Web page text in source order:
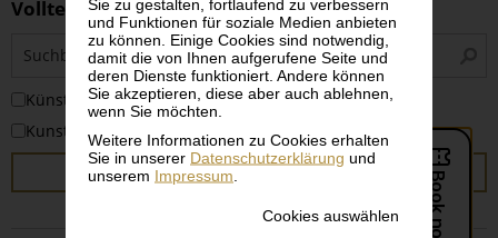
und Funktionen für soziale Medien anbieten
zu können. Einige Cookies sind notwendig,
damit die von Ihnen aufgerufene Seite und
deren Dienste funktioniert. Andere können
Sie akzeptieren, diese aber auch ablehnen,
wenn Sie möchten.
Weitere Informationen zu Cookies erhalten
Sie in unserer Datenschutzerklärung und
unserem Impressum
Cookies auswählen
Volltextsuche
KünstlerInnen
Kunstwerke
SUCHEN